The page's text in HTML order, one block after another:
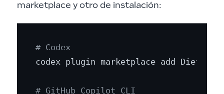
marketplace y otro de instalación:
# Codex
codex plugin marketplace add
# GitHub Copilot CLI